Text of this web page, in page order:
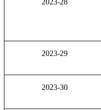
2023-29
2023-30